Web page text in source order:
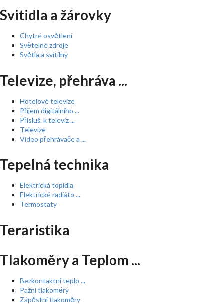
Svitidla a žárovky
Chytré osvětlení
Světelné zdroje
Světla a svítilny
Televize, přehráva ...
Hotelové televize
Příjem digitálního ...
Přísluš. k televiz ...
Televize
Video přehrávače a ...
Tepelná technika
Elektrická topidla
Elektrické radiáto ...
Termostaty
Teraristika
Tlakoměry a Teplom ...
Bezkontaktní teplo ...
Pažní tlakoměry
Zápěstní tlakoměry